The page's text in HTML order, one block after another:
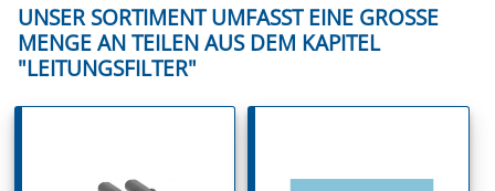
UNSER SORTIMENT UMFASST EINE GROSSE M
ENGE AN TEILEN AUS DEM KAPITEL "
LEITUNGSFILTER"